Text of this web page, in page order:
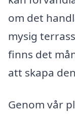
om det
mysig
finns det
att skapa
Genom vår